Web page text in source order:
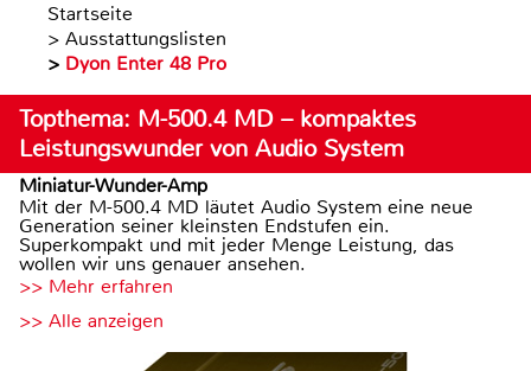
Startseite
> Ausstattungslisten
> Dyon Enter 48 Pro
Topthema: M-500.4 MD – kompaktes
Leistungswunder von Audio System
Miniatur-Wunder-Amp
Mit der M-500.4 MD läutet Audio System eine neue
Generation seiner kleinsten Endstufen ein.
Superkompakt und mit jeder Menge Leistung, das
wollen wir uns genauer ansehen.
>> Mehr erfahren
>> Alle anzeigen